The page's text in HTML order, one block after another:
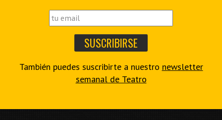
También puedes suscribirte a nuestro newsletter
semanal de Teatro